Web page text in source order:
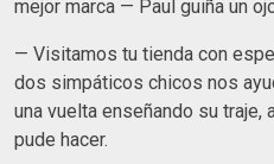
mejor marca — Paul guiña un
— Visitamos tu tienda con
dos simpáticos chicos nos
una vuelta enseñando su traje,
pude hacer.